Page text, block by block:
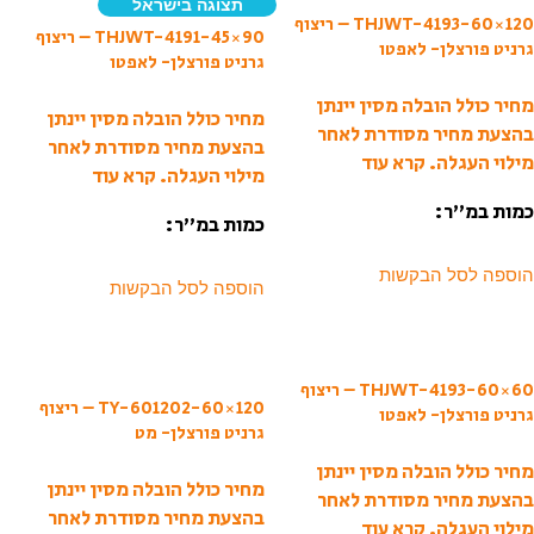
THJWT-4193-60×120 – ריצוף
גרניט פורצלן- לאפטו
מחיר כולל הובלה מסין יינתן
בהצעת מחיר מסודרת לאחר
מילוי העגלה. קרא עוד
כמות במ”ר:
הוספה לסל הבקשות
תצוגה בישראל
THJWT-4191-45×90 – ריצוף
גרניט פורצלן- לאפטו
מחיר כולל הובלה מסין יינתן
בהצעת מחיר מסודרת לאחר
מילוי העגלה. קרא עוד
כמות במ”ר:
הוספה לסל הבקשות
THJWT-4193-60×60 – ריצוף
גרניט פורצלן- לאפטו
מחיר כולל הובלה מסין יינתן
בהצעת מחיר מסודרת לאחר
TY-601202-60×120 – ריצוף
גרניט פורצלן- מט
מחיר כולל הובלה מסין יינתן
בהצעת מחיר מסודרת לאחר